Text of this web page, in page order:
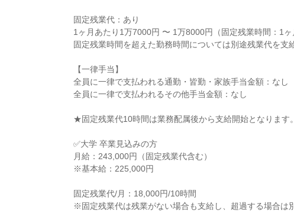
固定残業代：あり
1ヶ月あたり1万7000円 〜 1万8000円（固定残業時間：1ヶ
固定残業時間を超えた勤務時間については別途残業代を支
【一律手当】
全員に一律で支払われる通勤・皆勤・家族手当金額：なし
全員に一律で支払われるその他手当金額：なし
★固定残業代10時間は業務配属後から支給開始となります。
✅大学 卒業見込みの方
月給：243,000円（固定残業代含む）
※基本給：225,000円
固定残業代/月：18,000円/10時間
※固定残業代は残業がない場合も支給し、超過する場合は